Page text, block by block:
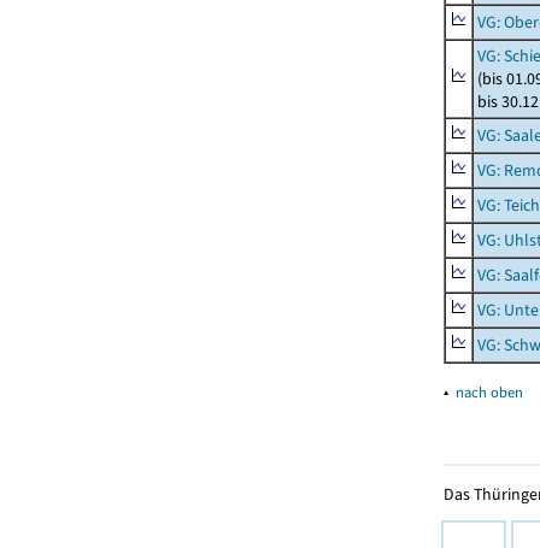
VG:
VG:
(bis
bis
VG:
VG:
VG:
VG:
VG:
VG:
VG:
▴ nach oben
Das